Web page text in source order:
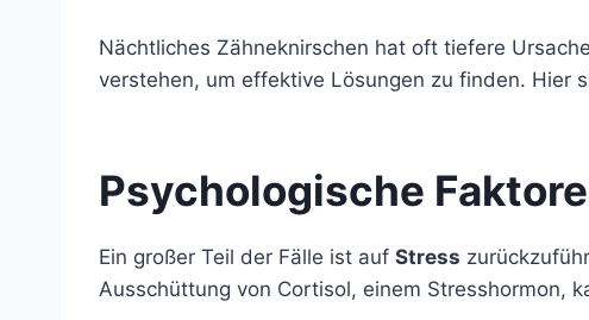
Nächtliches Zähneknirschen hat oft tiefere
verstehen, um effektive Lösungen zu finden. Hier
Psychologische
Ein großer Teil der Fälle ist auf Stress
Ausschüttung von Cortisol, einem Stresshormon,